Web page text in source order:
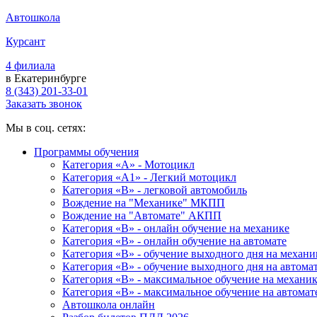
Автошкола
Курсант
4 филиала
в Екатеринбурге
8 (343) 201-33-01
Заказать звонок
Мы в соц. сетях:
Программы обучения
Категория «А» - Мотоцикл
Категория «A1» - Легкий мотоцикл
Категория «B» - легковой автомобиль
Вождение на "Механике" МКПП
Вождение на "Автомате" АКПП
Категория «B» - онлайн обучение на механике
Категория «B» - онлайн обучение на автомате
Категория «B» - обучение выходного дня на
Категория «B» - обучение выходного дня на
Категория «B» - максимальное обучение на
Категория «B» - максимальное обучение на
Автошкола онлайн